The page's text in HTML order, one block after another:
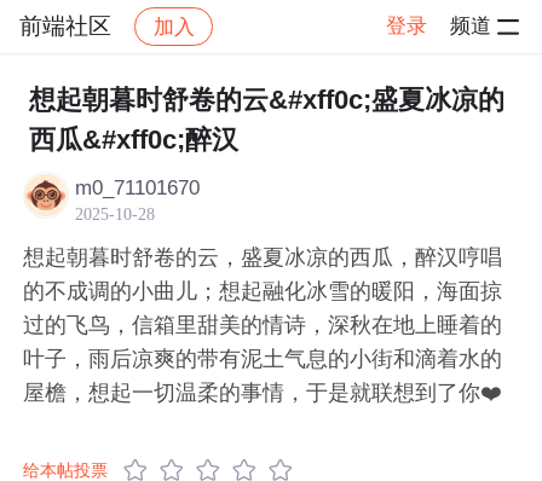
前端社区 加入 登录 频道
社区 前端社区 感慨 帖子详情
想起朝暮时舒卷的云&#xff0c;盛夏冰凉的
西瓜&#xff0c;醉汉
m0_71101670
2025-10-28
想起朝暮时舒卷的云，盛夏冰凉的西瓜，醉汉哼唱
的不成调的小曲儿；想起融化冰雪的暖阳，海面掠
过的飞鸟，信箱里甜美的情诗，深秋在地上睡着的
叶子，雨后凉爽的带有泥土气息的小街和滴着水的
屋檐，想起一切温柔的事情，于是就联想到了你❤️
给本帖投票